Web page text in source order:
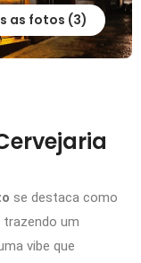
as fotos
se destaca como
trazendo um
vibe que